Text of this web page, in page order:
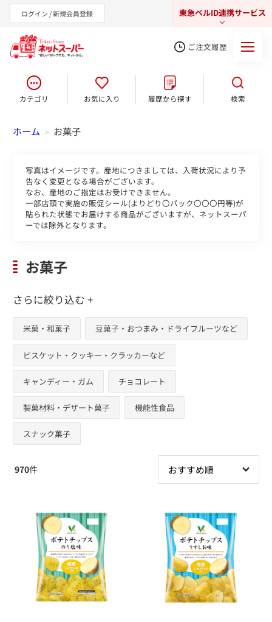
ログイン / 新規会員登録 東急ベルID連携サービス
東急オンラインショップ
ご注文履歴
カテゴリ お気に入り 履歴から探す 検索
ホーム > お菓子
写真はイメージです。産地につきましては、入荷状況により予
告なく変更となる場合がございます。
なお、産地のご指定はお受けできません。
一部店頭で実施の販促シール(よりどり〇パック〇〇〇円等)が
貼られた状態でお届けする商品がございますが、ネットスーパ
ーでは除外となります。
お菓子
さらに絞り込む +
米菓・和菓子 豆菓子・おつまみ・ドライフルーツなど
ビスケット・クッキー・クラッカーなど
キャンディー・ガム チョコレート
製菓材料・デザート菓子 機能性食品
スナック菓子
970件